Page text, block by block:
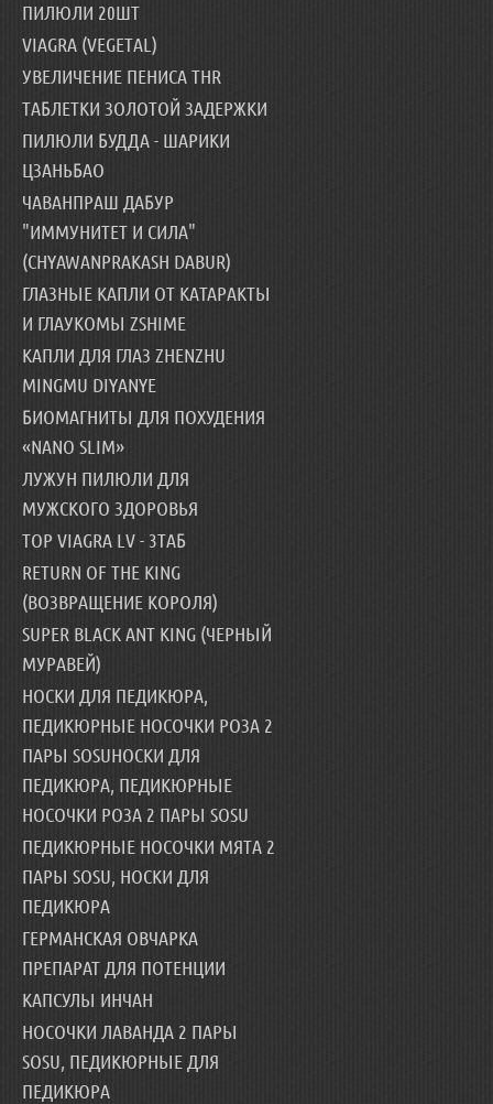
ПИЛЮЛИ 20ШТ
VIAGRA (VEGETAL)
УВЕЛИЧЕНИЕ ПЕНИСА THR
ТАБЛЕТКИ ЗОЛОТОЙ ЗАДЕРЖКИ
ПИЛЮЛИ БУДДА - ШАРИКИ
ЦЗАНЬБАО
ЧАВАНПРАШ ДАБУР
"ИММУНИТЕТ И СИЛА"
(CHYAWANPRAKASH DABUR)
ГЛАЗНЫЕ КАПЛИ ОТ КАТАРАКТЫ
И ГЛАУКОМЫ ZSHIME
КАПЛИ ДЛЯ ГЛАЗ ZHENZHU
MINGMU DIYANYE
БИОМАГНИТЫ ДЛЯ ПОХУДЕНИЯ
«NANO SLIM»
ЛУЖУН ПИЛЮЛИ ДЛЯ
МУЖСКОГО ЗДОРОВЬЯ
TOP VIAGRA LV - 3ТАБ
RETURN OF THE KING
(ВОЗВРАЩЕНИЕ КОРОЛЯ)
SUPER BLACK ANT KING (ЧЕРНЫЙ
МУРАВЕЙ)
НОСКИ ДЛЯ ПЕДИКЮРА,
ПЕДИКЮРНЫЕ НОСОЧКИ РОЗА 2
ПАРЫ SOSUНОСКИ ДЛЯ
ПЕДИКЮРА, ПЕДИКЮРНЫЕ
НОСОЧКИ РОЗА 2 ПАРЫ SOSU
ПЕДИКЮРНЫЕ НОСОЧКИ МЯТА 2
ПАРЫ SOSU, НОСКИ ДЛЯ
ПЕДИКЮРА
ГЕРМАНСКАЯ ОВЧАРКА
ПРЕПАРАТ ДЛЯ ПОТЕНЦИИ
КАПСУЛЫ ИНЧАН
НОСОЧКИ ЛАВАНДА 2 ПАРЫ
SOSU, ПЕДИКЮРНЫЕ ДЛЯ
ПЕДИКЮРА